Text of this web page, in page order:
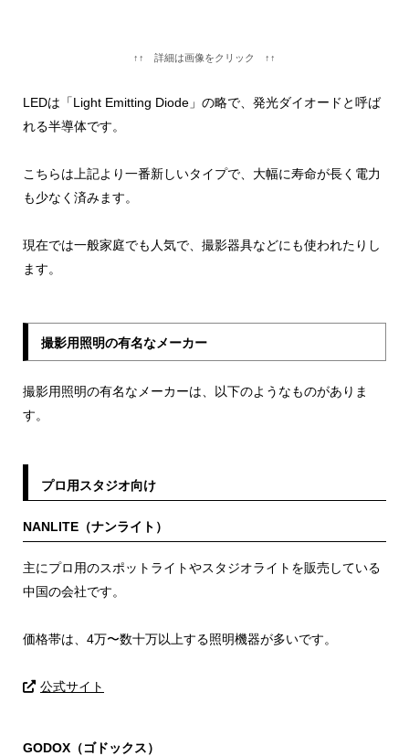
↑↑ 詳細は画像をクリック ↑↑
LEDは「Light Emitting Diode」の略で、発光ダイオードと呼ば
れる半導体です。
こちらは上記より一番新しいタイプで、大幅に寿命が長く電力
も少なく済みます。
現在では一般家庭でも人気で、撮影器具などにも使われたりし
ます。
撮影用照明の有名なメーカー
撮影用照明の有名なメーカーは、以下のようなものがありま
す。
プロ用スタジオ向け
NANLITE（ナンライト）
主にプロ用のスポットライトやスタジオライトを販売している
中国の会社です。
価格帯は、4万〜数十万以上する照明機器が多いです。
公式サイト
GODOX（ゴドックス）